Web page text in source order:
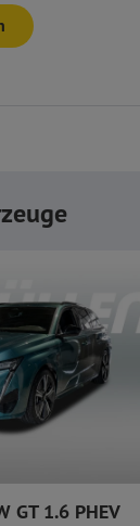
GT 1.6 PHEV